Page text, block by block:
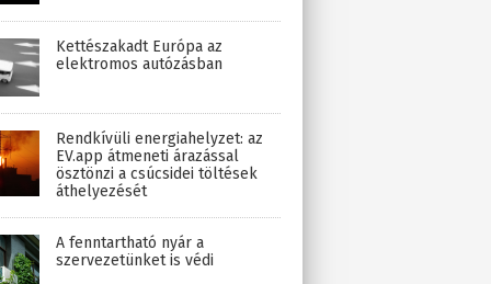
Kettészakadt Európa az
elektromos autózásban
Rendkívüli energiahelyzet: az
EV.app átmeneti árazással
ösztönzi a csúcsidei töltések
áthelyezését
A fenntartható nyár a
szervezetünket is védi